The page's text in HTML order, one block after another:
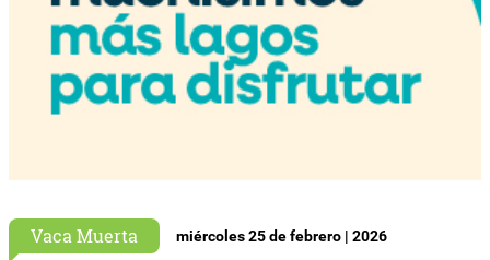
Vaca Muerta miércoles 25 de febrero | 2026